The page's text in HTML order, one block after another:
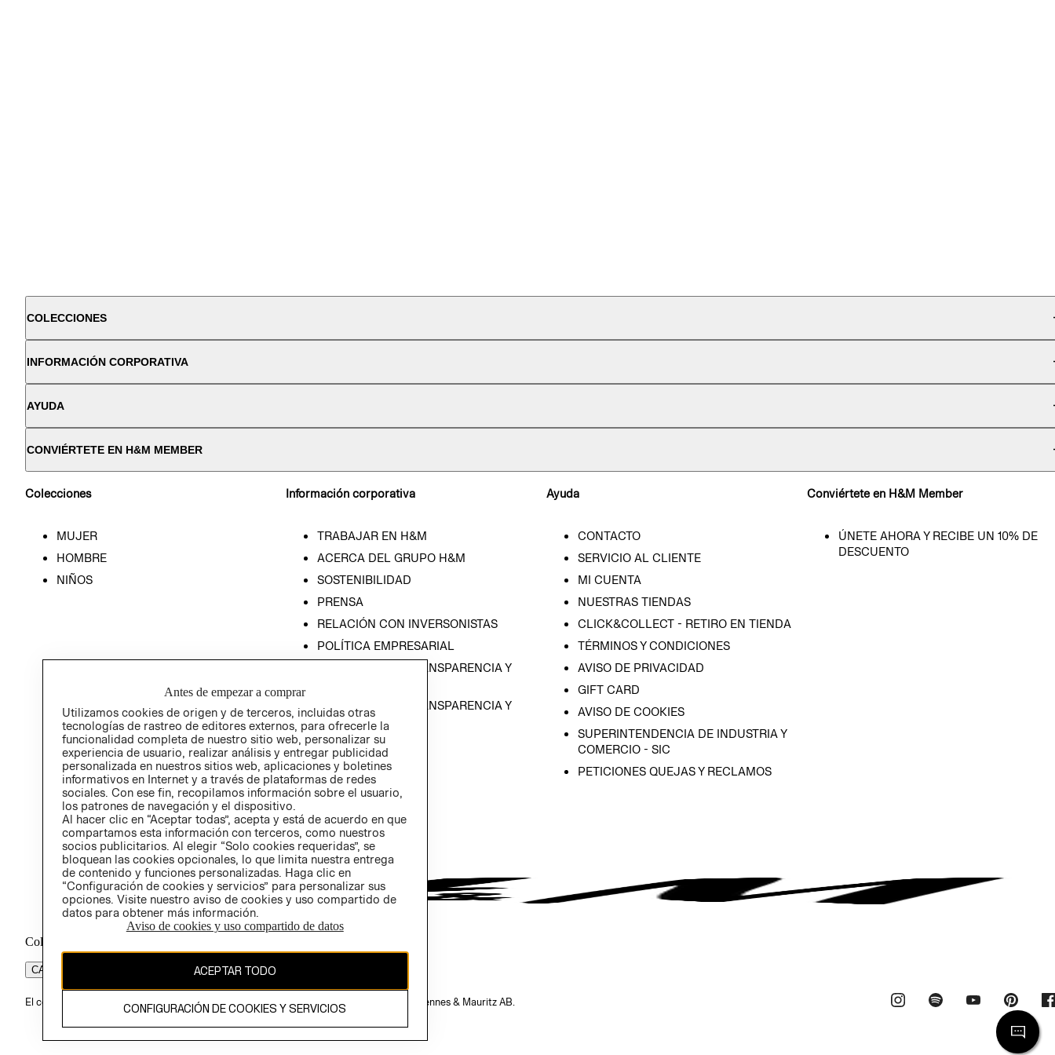
COLECCIONES
INFORMACIÓN CORPORATIVA
AYUDA
CONVIÉRTETE EN H&M MEMBER
Colecciones
MUJER
HOMBRE
NIÑOS
Información corporativa
TRABAJAR EN H&M
ACERCA DEL GRUPO H&M
SOSTENIBILIDAD
PRENSA
RELACIÓN CON INVERSONISTAS
POLÍTICA EMPRESARIAL
PROGRAMA DE TRANSPARENCIA Y
PROGRAMA DE TRANSPARENCIA Y
ÉTICA (INGLÉS)
Ayuda
CONTACTO
SERVICIO AL CLIENTE
MI CUENTA
NUESTRAS TIENDAS
CLICK&COLLECT - RETIRO EN TIENDA
TÉRMINOS Y CONDICIONES
AVISO DE PRIVACIDAD
GIFT CARD
AVISO DE COOKIES
SUPERINTENDENCIA DE INDUSTRIA Y
COMERCIO - SIC
PETICIONES QUEJAS Y RECLAMOS
Conviértete en H&M Member
ÚNETE AHORA Y RECIBE UN 10% DE
DESCUENTO
Colombia ($)
CAMBIAR REGIÓN
El contenido de esta página web está protegido por copyright y es propiedad de H&M Hennes & Mauritz AB.
Antes de empezar a comprar
Utilizamos cookies de origen y de terceros, incluidas otras
tecnologías de rastreo de editores externos, para ofrecerle la
funcionalidad completa de nuestro sitio web, personalizar su
experiencia de usuario, realizar análisis y entregar publicidad
personalizada en nuestros sitios web, aplicaciones y boletines
informativos en Internet y a través de plataformas de redes
sociales. Con ese fin, recopilamos información sobre el usuario,
los patrones de navegación y el dispositivo.
Al hacer clic en “Aceptar todas”, acepta y está de acuerdo en que
compartamos esta información con terceros, como nuestros
socios publicitarios. Al elegir “Solo cookies requeridas”, se
bloquean las cookies opcionales, lo que limita nuestra entrega
de contenido y funciones personalizadas. Haga clic en
“Configuración de cookies y servicios” para personalizar sus
opciones. Visite nuestro aviso de cookies y uso compartido de
datos para obtener más información.
Aviso de cookies y uso compartido de datos
ACEPTAR TODO
CONFIGURACIÓN DE COOKIES Y SERVICIOS